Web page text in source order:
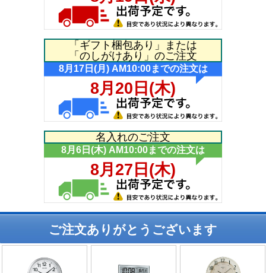
「ギフト梱包あり」または
「のしがけあり」のご注文
名入れのご注文
ご注文ありがとうございます